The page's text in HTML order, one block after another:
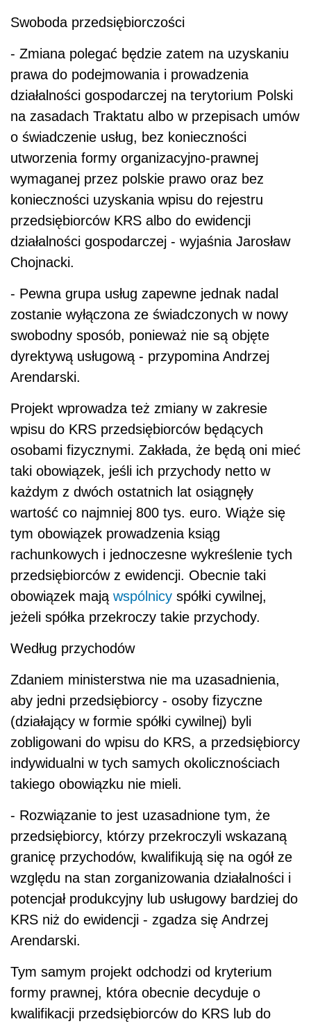
Swoboda przedsiębiorczości
- Zmiana polegać będzie zatem na uzyskaniu
prawa do podejmowania i prowadzenia
działalności gospodarczej na terytorium Polski
na zasadach Traktatu albo w przepisach umów
o świadczenie usług, bez konieczności
utworzenia formy organizacyjno-prawnej
wymaganej przez polskie prawo oraz bez
konieczności uzyskania wpisu do rejestru
przedsiębiorców KRS albo do ewidencji
działalności gospodarczej - wyjaśnia Jarosław
Chojnacki.
- Pewna grupa usług zapewne jednak nadal
zostanie wyłączona ze świadczonych w nowy
swobodny sposób, ponieważ nie są objęte
dyrektywą usługową - przypomina Andrzej
Arendarski.
Projekt wprowadza też zmiany w zakresie
wpisu do KRS przedsiębiorców będących
osobami fizycznymi. Zakłada, że będą oni mieć
taki obowiązek, jeśli ich przychody netto w
każdym z dwóch ostatnich lat osiągnęły
wartość co najmniej 800 tys. euro. Wiąże się
tym obowiązek prowadzenia ksiąg
rachunkowych i jednoczesne wykreślenie tych
przedsiębiorców z ewidencji. Obecnie taki
obowiązek mają wspólnicy spółki cywilnej,
jeżeli spółka przekroczy takie przychody.
Według przychodów
Zdaniem ministerstwa nie ma uzasadnienia,
aby jedni przedsiębiorcy - osoby fizyczne
(działający w formie spółki cywilnej) byli
zobligowani do wpisu do KRS, a przedsiębiorcy
indywidualni w tych samych okolicznościach
takiego obowiązku nie mieli.
- Rozwiązanie to jest uzasadnione tym, że
przedsiębiorcy, którzy przekroczyli wskazaną
granicę przychodów, kwalifikują się na ogół ze
względu na stan zorganizowania działalności i
potencjał produkcyjny lub usługowy bardziej do
KRS niż do ewidencji - zgadza się Andrzej
Arendarski.
Tym samym projekt odchodzi od kryterium
formy prawnej, która obecnie decyduje o
kwalifikacji przedsiębiorców do KRS lub do